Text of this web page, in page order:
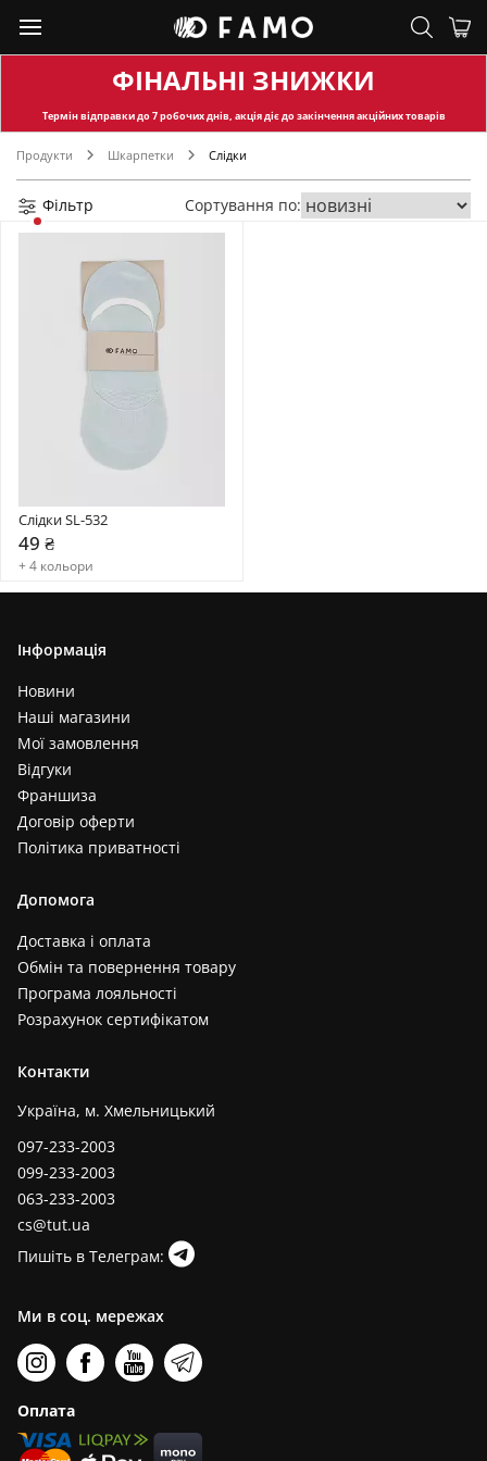
ФІНАЛЬНІ ЗНИЖКИ
Термін відправкидо 7 робочих днів, акція діє до закінчення акційних товарів
Продукти Шкарпетки Слідки
Фільтр Сортування по:
Слідки SL-532
49 ₴
+ 4 кольори
Інформація
Новини
Наші магазини
Мої замовлення
Відгуки
Франшиза
Договір оферти
Політика приватності
Допомога
Доставка і оплата
Обмін та повернення товару
Програма лояльності
Розрахунок сертифікатом
Контакти
Україна, м. Хмельницький
097-233-2003
099-233-2003
063-233-2003
cs@tut.ua
Пишіть в Телеграм:
Ми в соц. мережах
Оплата